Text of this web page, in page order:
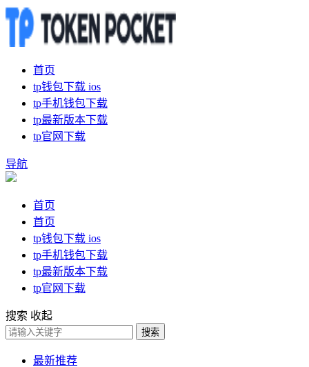
首页
tp钱包下载 ios
tp手机钱包下载
tp最新版本下载
tp官网下载
导航
首页
首页
tp钱包下载 ios
tp手机钱包下载
tp最新版本下载
tp官网下载
搜索 收起
搜索
最新推荐